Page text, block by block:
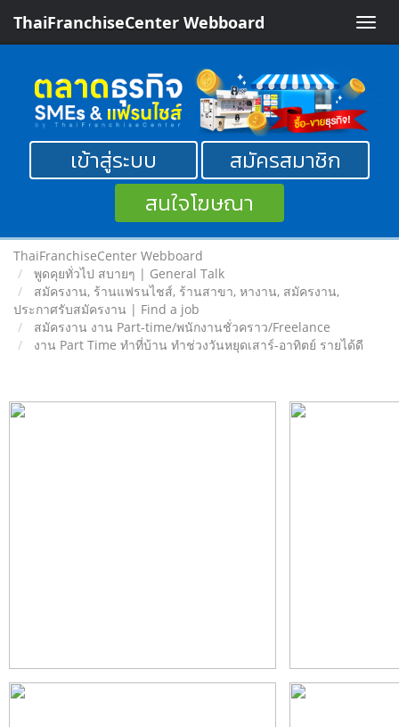
Toggle
ThaiFranchiseCenter Webboard
เข้าสู่ระบบ
สมัครสมาชิก
สนใจโฆษณา
ThaiFranchiseCenter Webboard
พูดคุยทั่วไป สบายๆ | General Talk
สมัครงาน, ร้านแฟรนไชส์, ร้านสาขา, หางาน, สมัครงาน,
ประกาศรับสมัครงาน | Find a job
สมัครงาน งาน Part-time/พนักงานชั่วคราว/Freelance
งาน Part Time ทำที่บ้าน ทำช่วงวันหยุดเสาร์-อาทิตย์ รายได้ดี